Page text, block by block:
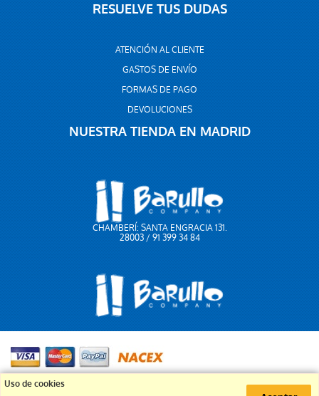
RESUELVE TUS DUDAS
ATENCIÓN AL CLIENTE
GASTOS DE ENVÍO
FORMAS DE PAGO
DEVOLUCIONES
NUESTRA TIENDA EN MADRID
CHAMBERÍ: SANTA ENGRACIA 131.
28003 / 91 399 34 84
91 399 34 84
Uso de cookies